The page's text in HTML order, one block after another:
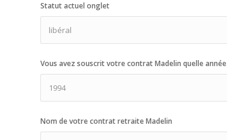
Statut actuel onglet
Vous avez souscrit votre contrat Madelin quelle année
Nom de votre contrat retraite Madelin